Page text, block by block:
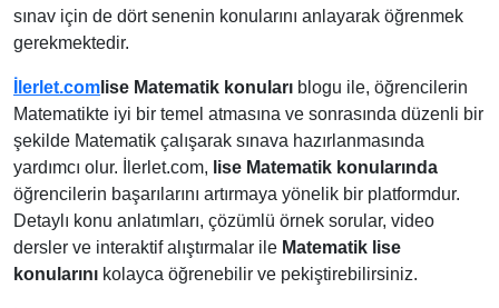
sınav için de dört senenin konularını anlayarak öğrenmek
gerekmektedir.
İlerlet.com lise Matematik konuları blogu ile, öğrencilerin
Matematikte iyi bir temel atmasına ve sonrasında düzenli bir
şekilde Matematik çalışarak sınava hazırlanmasında
yardımcı olur. İlerlet.com, lise Matematik konularında
öğrencilerin başarılarını artırmaya yönelik bir platformdur.
Detaylı konu anlatımları, çözümlü örnek sorular, video
dersler ve interaktif alıştırmalar ile Matematik lise
konularını kolayca öğrenebilir ve pekiştirebilirsiniz.